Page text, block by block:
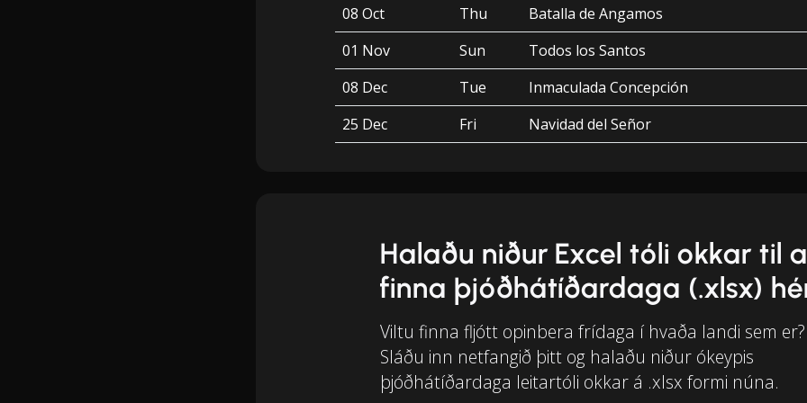
08 Oct Thu
Batalla de Angamos
01 Nov
Sun
Todos los Santos
08 Dec
Tue
Inmaculada Concepción
25 Dec
Fri Navidad del Señor
Halaðu niður Excel tóli okkar til
finna þjóðhátíðardaga (.xlsx)
Viltu finna fljótt opinbera frídaga í hvaða landi sem er?
Sláðu inn netfangið þitt og halaðu niður ókeypis
þjóðhátíðardaga leitartóli okkar á .xlsx formi núna.